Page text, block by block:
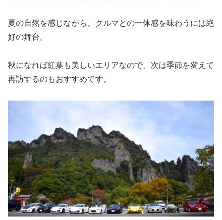
夏の自然を感じながら、クルマとの一体感を味わうには絶
好の舞台。
秋になれば紅葉も美しいエリアなので、次は季節を変えて
再訪するのもおすすめです。